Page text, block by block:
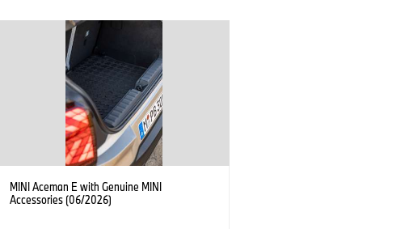
MINI Aceman E with Genuine MINI
Accessories (06/2026)